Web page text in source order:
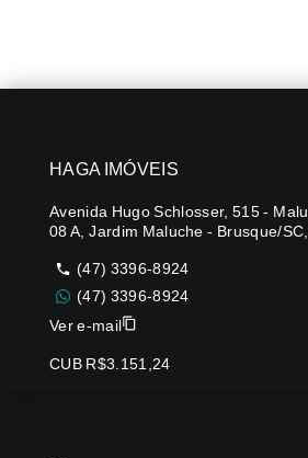
HAGA IMÓVEIS
Avenida Hugo Schlosser, 515 -
08 A, Jardim Maluche - Brusque/
(47) 3396-8924
(47) 3396-8924
Ver e-mail
CUB R$3.151,24